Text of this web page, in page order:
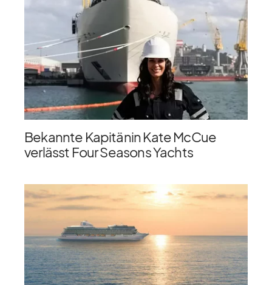
Bekannte Kapitänin Kate McCue
verlässt Four Seasons Yachts